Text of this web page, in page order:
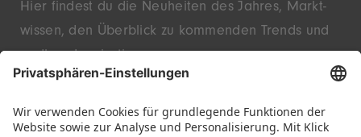
Hier findest du die Neu­heiten des Jahres, Markt­
wissen, den Überblick zu kommenden Trends und
Entdecke innovative Startups und bekannte
Marken – live in Nürnberg.